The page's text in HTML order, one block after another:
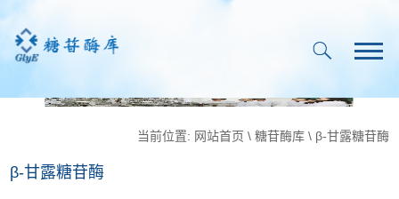
当前位置: 网站首页 \ 糖苷酶库\ β-甘露糖苷酶
β-甘露糖苷酶